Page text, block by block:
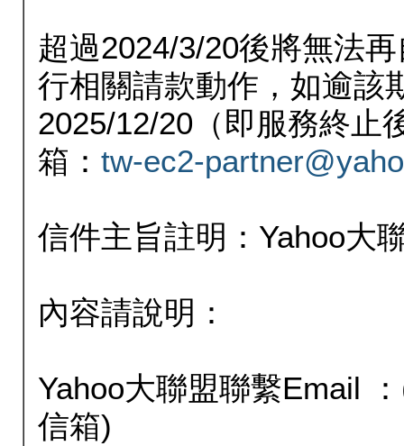
超過2024/3/20後將無法
行相關請款動作，如逾該
2025/12/20（即服務終止
箱： tw-ec2-
信件主旨註明：Yahoo大
內容請說明：
Yahoo大聯盟聯繫Email
信箱)